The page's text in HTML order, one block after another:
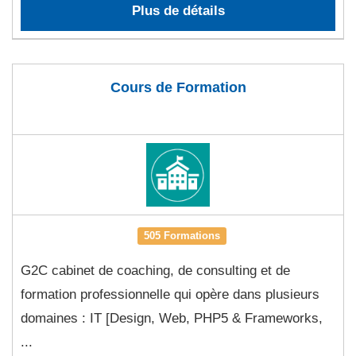
Plus de détails
Cours de Formation
505 Formations
G2C cabinet de coaching, de consulting et de
formation professionnelle qui opère dans plusieurs
domaines : IT [Design, Web, PHP5 & Frameworks,
...